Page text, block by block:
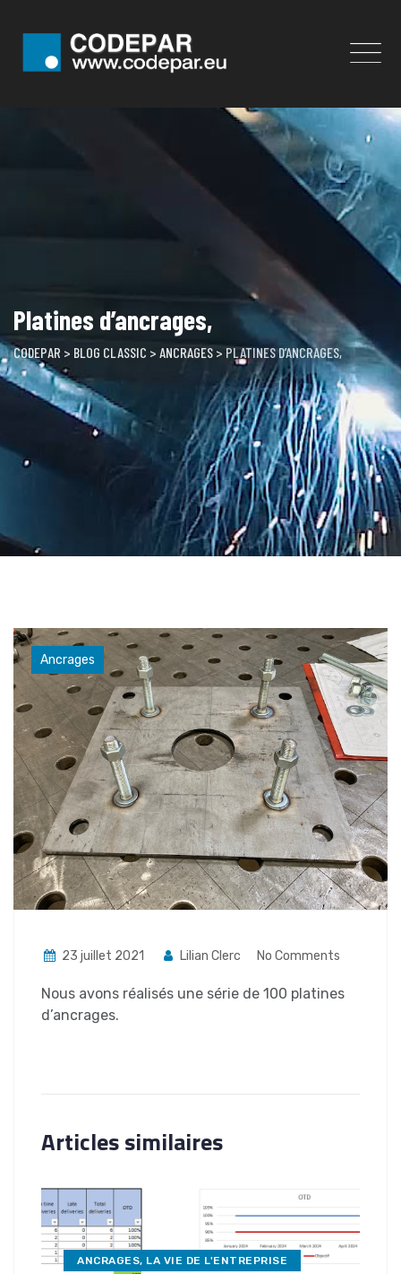
Platines d’ancrages,
CODEPAR > BLOG CLASSIC > ANCRAGES > PLATINES D’ANCRAGES,
Ancrages
23 juillet 2021 Lilian Clerc No Comments
Nous avons réalisés une série de 100 platines
d’ancrages.
Articles similaires
ANCRAGES, LA VIE DE L'ENTREPRISE